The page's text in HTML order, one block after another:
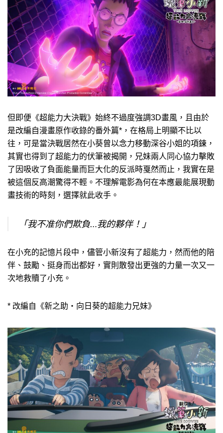
但即便《超能力大決戰》始終不過度強調3D畫風，且由於
是改編自漫畫原作收錄的番外篇*，在格局上明顯不比以
往，可是當決戰居然在小葵曾以念力移動深谷小姐的項鍊，
其實也得到了超能力的伏筆被揭開，兄妹兩人同心協力擊敗
了因吸收了負面能量而巨大化的反派時戛然而止，我實在是
被這個反高潮驚得不輕。不理解電影為何在本應最能展現動
畫技術的時刻，選擇就此收手。
「我不准你們欺負…我的夥伴！」
在小充的記憶片段中，儘管小新沒有了超能力，然而他的陪
伴、鼓勵、挺身而出都好，實則散發出更強的力量一次又一
次地救贖了小充。
* 改編自《新之助・向日葵的超能力兄妹》